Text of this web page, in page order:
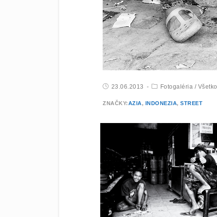
23.06.2013 Fotogaléria / Všetko
ZNAČKY:AZIA, INDONEZIA, STREET